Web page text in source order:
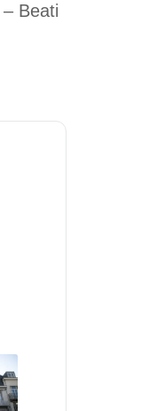
Beati